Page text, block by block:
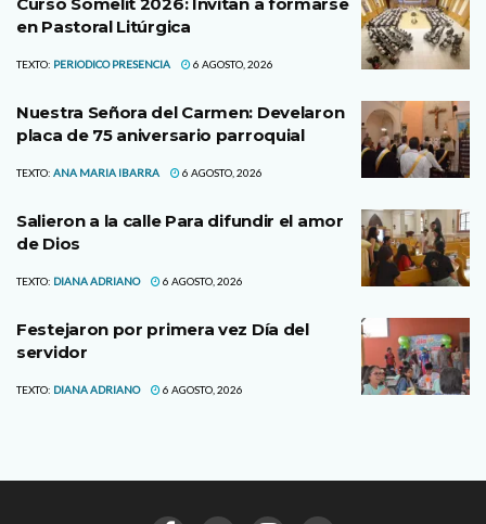
en Pastoral Litúrgica
TEXTO: PERIODICO PRESENCIA 6 AGOSTO, 2026
Nuestra Señora del Carmen: Develaron
placa de 75 aniversario parroquial
TEXTO: ANA MARIA IBARRA 6 AGOSTO, 2026
Salieron a la calle Para difundir el amor
de Dios
TEXTO: DIANA ADRIANO 6 AGOSTO, 2026
Festejaron por primera vez Día del
servidor
TEXTO: DIANA ADRIANO 6 AGOSTO, 2026